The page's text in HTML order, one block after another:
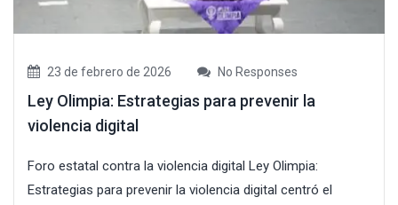
23 de febrero de 2026 No Responses
Ley Olimpia: Estrategias para prevenir la
violencia digital
Foro estatal contra la violencia digital Ley Olimpia:
Estrategias para prevenir la violencia digital centró el